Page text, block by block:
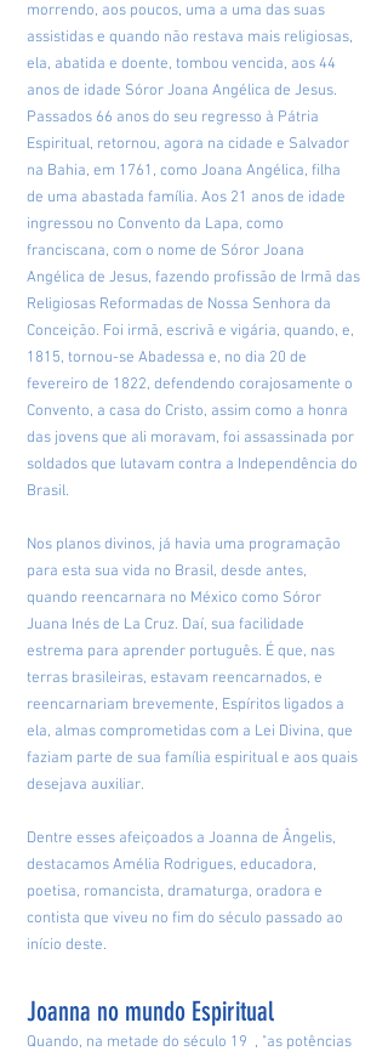
morrendo, aos poucos, uma a uma das suas
assistidas e quando não restava mais religiosas,
ela, abatida e doente, tombou vencida, aos 44
anos de idade Sóror Joana Angélica de Jesus.
Passados 66 anos do seu regresso à Pátria
Espiritual, retornou, agora na cidade e Salvador
na Bahia, em 1761, como Joana Angélica, filha
de uma abastada família. Aos 21 anos de idade
ingressou no Convento da Lapa, como
franciscana, com o nome de Sóror Joana
Angélica de Jesus, fazendo profissão de Irmã das
Religiosas Reformadas de Nossa Senhora da
Conceição. Foi irmã, escrivã e vigária, quando, e,
1815, tornou-se Abadessa e, no dia 20 de
fevereiro de 1822, defendendo corajosamente o
Convento, a casa do Cristo, assim como a honra
das jovens que ali moravam, foi assassinada por
soldados que lutavam contra a Independência do
Brasil.
Nos planos divinos, já havia uma programação
para esta sua vida no Brasil, desde antes,
quando reencarnara no México como Sóror
Juana Inés de La Cruz. Daí, sua facilidade
estrema para aprender português. É que, nas
terras brasileiras, estavam reencarnados, e
reencarnariam brevemente, Espíritos ligados a
ela, almas comprometidas com a Lei Divina, que
faziam parte de sua família espiritual e aos quais
desejava auxiliar.
Dentre esses afeiçoados a Joanna de Ângelis,
destacamos Amélia Rodrigues, educadora,
poetisa, romancista, dramaturga, oradora e
contista que viveu no fim do século passado ao
início deste.
Joanna no mundo Espiritual
Quando, na metade do século 19 , "as potências